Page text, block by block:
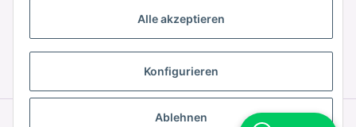
Alle akzeptieren
Konfigurieren
Ablehnen
* Alle Preise inkl. gesetzlicher USt., zzgl.
© © 2025 HAAR PROFI – A brand of Novon Professional GmbH